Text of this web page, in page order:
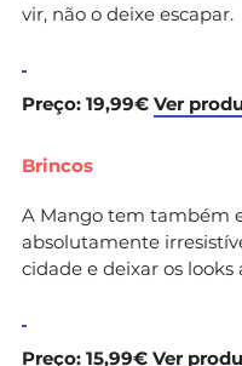
vir, não o deixe escapar.
Preço: 19,99€ Ver
Brincos
A Mango tem também
absolutamente
cidade e deixar os looks
Preço: 15,99€ Ver